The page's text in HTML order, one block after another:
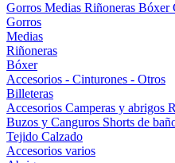
Gorros Medias Riñoneras Bóxer
Gorros
Medias
Riñoneras
Bóxer
Accesorios - Cinturones - Otros
Billeteras
Accesorios Camperas y abrigos
Buzos y Canguros Shorts de
Tejido Calzado
Accesorios varios